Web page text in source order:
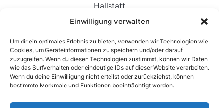
Einwilligung verwalten
Um dir ein optimales Erlebnis zu bieten, verwenden wir Technologien wie
Cookies, um Geräteinformationen zu speichern und/oder darauf
zuzugreifen. Wenn du diesen Technologien zustimmst, können wir Daten
wie das Surfverhalten oder eindeutige IDs auf dieser Website verarbeiten.
Wenn du deine Einwilligung nicht erteilst oder zurückziehst, können
bestimmte Merkmale und Funktionen beeinträchtigt werden.
Hallstatt
Langbathsee
Altausseer See
Hintersee